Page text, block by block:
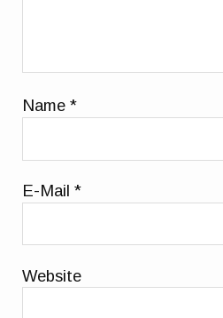
Name*
E-Mail*
Website